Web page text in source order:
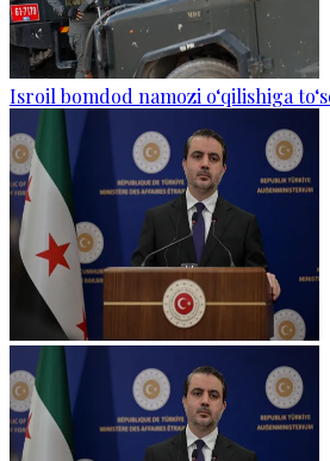
Isroil bomdod namozi o‘qilishiga